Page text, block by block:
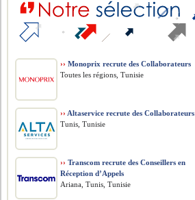
›› Monoprix recrute des Collaborateurs
Toutes les régions, Tunisie
›› Altaservice recrute des Collaborateurs
Tunis, Tunisie
›› Transcom recrute des Conseillers en
Réception d’Appels
Ariana, Tunis, Tunisie